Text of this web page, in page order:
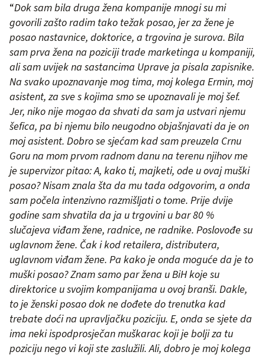
“Dok sam bila druga žena kompanije mnogi su mi
govorili zašto radim tako težak posao, jer za žene je
posao nastavnice, doktorice, a trgovina je surova. Bila
sam prva žena na poziciji trade marketinga u kompaniji,
ali sam uvijek na sastancima Uprave ja pisala zapisnike.
Na svako upoznavanje mog tima, moj kolega Ermin, moj
asistent, za sve s kojima smo se upoznavali je moj šef.
Jer, niko nije mogao da shvati da sam ja ustvari njemu
šefica, pa bi njemu bilo neugodno objašnjavati da je on
moj asistent. Dobro se sjećam kad sam preuzela Crnu
Goru na mom prvom radnom danu na terenu njihov me
je supervizor pitao: A, kako ti, majketi, ode u ovaj muški
posao? Nisam znala šta da mu tada odgovorim, a onda
sam počela intenzivno razmišljati o tome. Prije dvije
godine sam shvatila da ja u trgovini u bar 80 %
slučajeva viđam žene, radnice, ne radnike. Poslovođe su
uglavnom žene. Čak i kod retailera, distributera,
uglavnom viđam žene. Pa kako je onda moguće da je to
muški posao? Znam samo par žena u BiH koje su
direktorice u svojim kompanijama u ovoj branši. Dakle,
to je ženski posao dok ne dođete do trenutka kad
trebate doći na upravljačku poziciju. E, onda se sjete da
ima neki ispodprosječan muškarac koji je bolji za tu
poziciju nego vi koji ste zaslužili. Ali, dobro je moj kolega